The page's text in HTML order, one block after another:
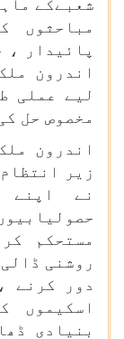
شعبےکے
مباحثوں
پائیدار ،
اندرون
لیے عملی
مخصوص حل
اندرون
زیر
نے
مستحکم
روشنی
دور کرنے
اسکیموں
بنیادی